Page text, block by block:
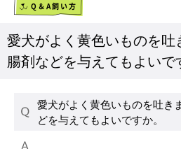
Q＆A飼い方
愛犬がよく黄色いものを
腸剤などを与えてもよいで
愛犬がよく黄色いものを吐き
どを与えてもよいですか。